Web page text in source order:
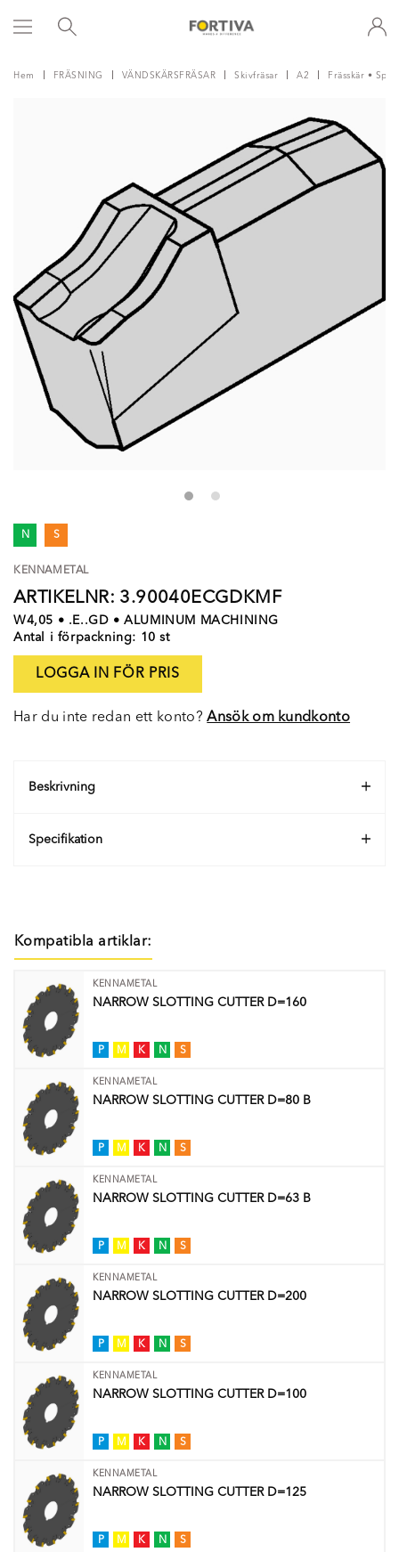
Hem FRÄSNING VÄNDSKÄRSFRÄSAR Skivfräsar A2 Frässkär • Spår
N S
KENNAMETAL
ARTIKELNR: 3.90040ECGDKMF
W4,05 • .E..GD • ALUMINUM MACHINING
Antal i förpackning: 10 st
LOGGA IN FÖR PRIS
Har du inte redan ett konto?Ansök om kundkonto
Beskrivning
Specifikation
Kompatibla artiklar:
KENNAMETAL
NARROW SLOTTING CUTTER D=160
P M K N S
KENNAMETAL
NARROW SLOTTING CUTTER D=80 B
P M K N S
KENNAMETAL
NARROW SLOTTING CUTTER D=63 B
P M K N S
KENNAMETAL
NARROW SLOTTING CUTTER D=200
P M K N S
KENNAMETAL
NARROW SLOTTING CUTTER D=100
P M K N S
KENNAMETAL
NARROW SLOTTING CUTTER D=125
P M K N S